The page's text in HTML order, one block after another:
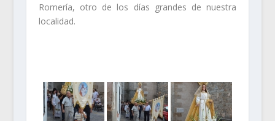
Romería, otro de los días grandes de nuestra
localidad.